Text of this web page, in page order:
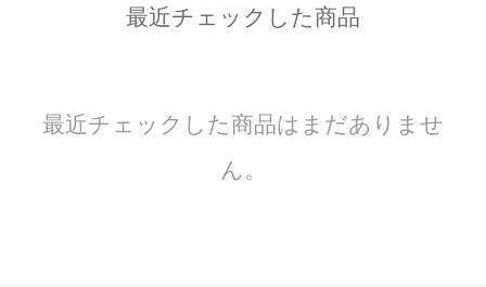
最近チェックした商品
最近チェックした商品はまだありませ
ん。